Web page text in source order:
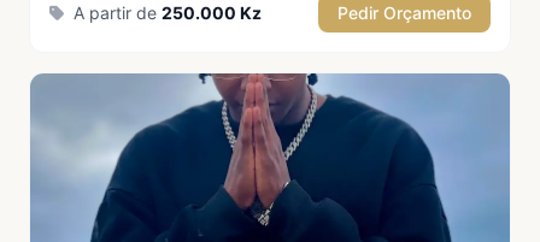
recordações inesquecíveis.
A partir de 250.000 Kz Pedir Orçamento